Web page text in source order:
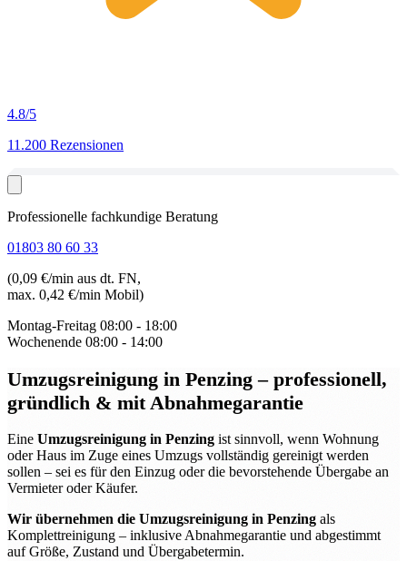
4.8/5
11.200 Rezensionen
Professionelle fachkundige Beratung
01803 80 60 33
(0,09 €/min aus dt. FN,
max. 0,42 €/min Mobil)
Montag-Freitag 08:00 - 18:00
Wochenende 08:00 - 14:00
Umzugsreinigung in Penzing– professionell,
gründlich & mit Abnahmegarantie
Eine Umzugsreinigung in Penzing ist sinnvoll, wenn Wohnung
oder Haus im Zuge eines Umzugs vollständig gereinigt werden
sollen – sei es für den Einzug oder die bevorstehende Übergabe an
Vermieter oder Käufer.
Wir übernehmen die Umzugsreinigung in Penzing als
Komplettreinigung – inklusive Abnahmegarantie und abgestimmt
auf Größe, Zustand und Übergabetermin.